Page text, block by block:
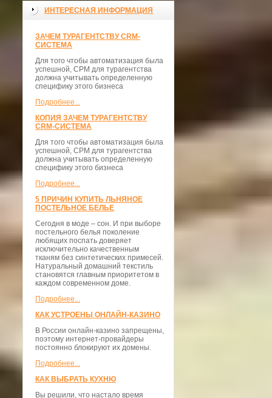
ИНТЕРЕСНАЯ ИНФОРМАЦИЯ
ЗАЧЕМ ТУРАГЕНТСТВУ CRM-
СИСТЕМА
Для того чтобы автоматизация была
успешной, СРМ для турагентства
должна учитывать определенную
специфику этого бизнеса
Подробнее...
КОПИЯ ЗАЧЕМ ТУРАГЕНТСТВУ
CRM-СИСТЕМА
Для того чтобы автоматизация была
успешной, СРМ для турагентства
должна учитывать определенную
специфику этого бизнеса
Подробнее...
5 ПРИЧИН КУПИТЬ ЛЬНЯНОЕ
ПОСТЕЛЬНОЕ БЕЛЬЕ
Сегодня в моде – сон. И при выборе
постельного белья поколение
любящих поспать доверяет
исключительно качественным
тканям без синтетических примесей.
Натуральный домашний текстиль
становятся главным приоритетом в
каждом современном доме.
Подробнее...
КАК УСТРОЕНЫ ОНЛАЙН-КАЗИНО
В России онлайн-казино запрещены,
поэтому интернет-провайдеры
постоянно блокируют их домены.
Подробнее...
КАК ВЫБРАТЬ КУХНЮ
Вы решили, что настало время